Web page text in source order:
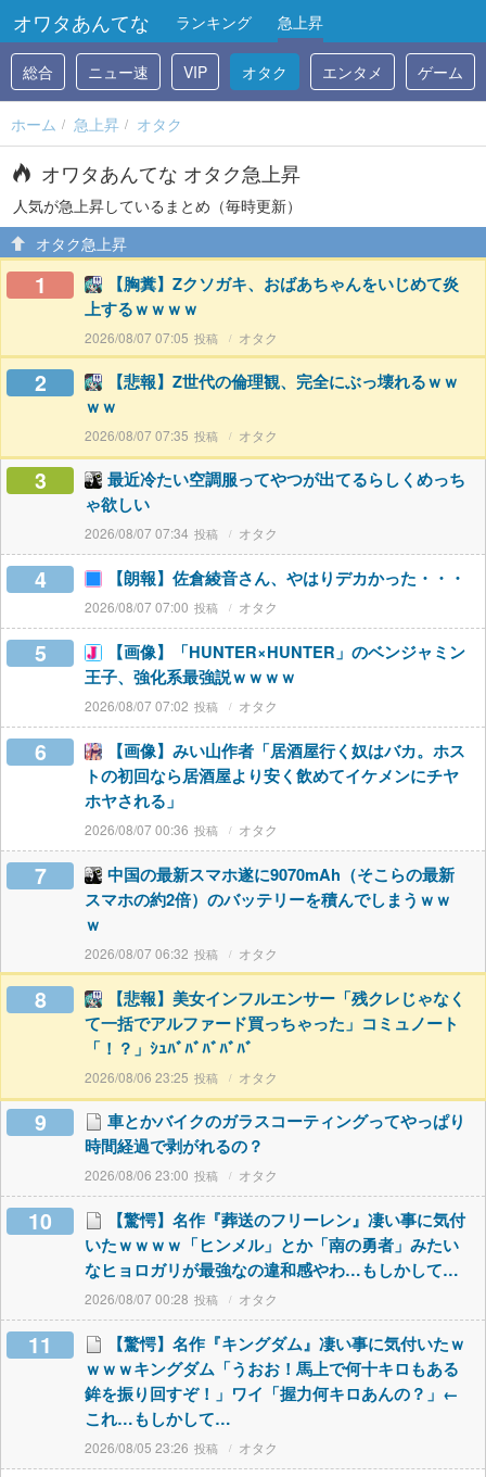
オワタあんてな ランキング 急上昇
総合 ニュー速 VIP オタク エンタメ ゲーム
ホーム 急上昇 オタク
オワタあんてな オタク急上昇
人気が急上昇しているまとめ（毎時更新）
オタク急上昇
1
【胸糞】Zクソガキ、おばあちゃんをいじめて炎
上するｗｗｗｗ
2026/08/07 07:05 オタク
2
【悲報】Z世代の倫理観、完全にぶっ壊れるｗｗ
ｗｗ
2026/08/07 07:35 オタク
3
最近冷たい空調服ってやつが出てるらしくめっち
ゃ欲しい
2026/08/07 07:34 オタク
4 【朗報】佐倉綾音さん、やはりデカかった・・・
2026/08/07 07:00 オタク
5
【画像】「HUNTER×HUNTER」のベンジャミン
王子、強化系最強説ｗｗｗｗ
2026/08/07 07:02 オタク
6
【画像】みい山作者「居酒屋行く奴はバカ。ホス
トの初回なら居酒屋より安く飲めてイケメンにチヤ
ホヤされる」
2026/08/07 00:36 オタク
7
中国の最新スマホ遂に9070mAh（そこらの最新
スマホの約2倍）のバッテリーを積んでしまうｗｗ
ｗ
2026/08/07 06:32 オタク
8
【悲報】美女インフルエンサー「残クレじゃなく
て一括でアルファード買っちゃった」コミュノート
「！？」ｼｭﾊﾞﾊﾞﾊﾞﾊﾞﾊﾞ
2026/08/06 23:25 オタク
9
車とかバイクのガラスコーティングってやっぱり
時間経過で剥がれるの？
2026/08/06 23:00 オタク
10
【驚愕】名作『葬送のフリーレン』凄い事に気付
いたｗｗｗｗ「ヒンメル」とか「南の勇者」みたい
なヒョロガリが最強なの違和感やわ…もしかして…
2026/08/07 00:28 オタク
11
【驚愕】名作『キングダム』凄い事に気付いたｗ
ｗｗｗキングダム「うおお！馬上で何十キロもある
鉾を振り回すぞ！」ワイ「握力何キロあんの？」←
これ…もしかして…
2026/08/05 23:26 オタク